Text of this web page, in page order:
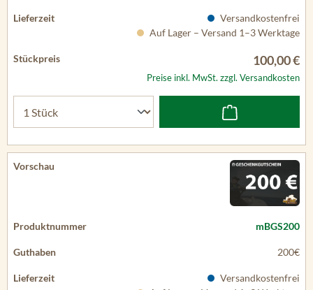
Versandkostenfrei
Auf Lager – Versand 1–3 Werktage
100,00 €
Preise inkl. MwSt. zzgl. Versandkosten
mBGS200
200€
Versandkostenfrei